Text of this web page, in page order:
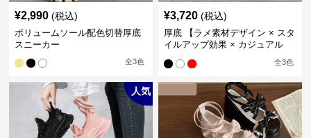
¥2,990 (税込)
ボリュームソール配色切替厚底
スニーカー
全3色
¥3,720 (税込)
厚底 【ラメ素材デザイン × スタ
イルアップ効果 × カジュアル
系】厚底デザインスニーカー
全3色
人気